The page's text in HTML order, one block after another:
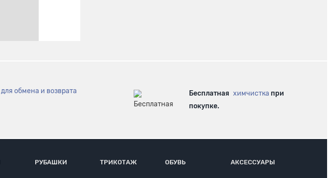
для обмена и возврата Бесплатная химчистка при
покупке.
РУБАШКИ ТРИКОТАЖ ОБУВЬ АКСЕССУАРЫ